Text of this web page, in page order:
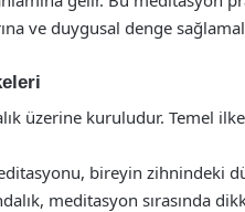
ve duygusal denge
üzerine kuruludur. Temel
bireyin zihnindeki
meditasyon sırasında